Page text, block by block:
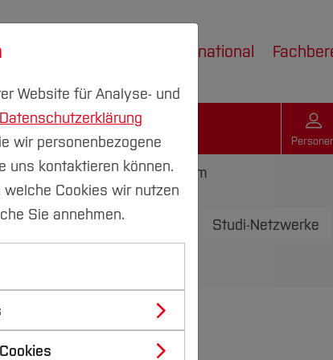
International
Beratung vor dem Studium
Inklusive Hochschule Studi-Netzwerke
Website für Analyse- und
Datenschutzerklärung
wir personenbezogene
uns kontaktieren können.
Cookies wir nutzen
Sie annehmen.